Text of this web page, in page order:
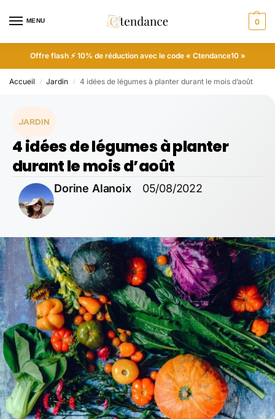
MENU 0
Offre flash ⚡ 10% de réduction avec le code « Ctendance10 »
Accueil / Jardin / 4 idées de légumes à planter durant le mois d’août
JARDIN
4 idées de légumes à planter
durant le mois d’août
Dorine Alanoix 05/08/2022